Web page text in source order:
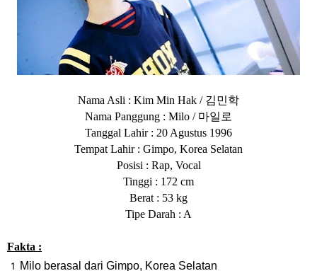
Nama Asli : Kim Min Hak / 김민학
Nama Panggung : Milo / 마일로
Tanggal Lahir : 20 Agustus 1996
Tempat Lahir : Gimpo, Korea Selatan
Posisi : Rap, Vocal
Tinggi : 172 cm
Berat : 53 kg
Tipe Darah : A
Fakta :
Milo berasal dari Gimpo, Korea Selatan